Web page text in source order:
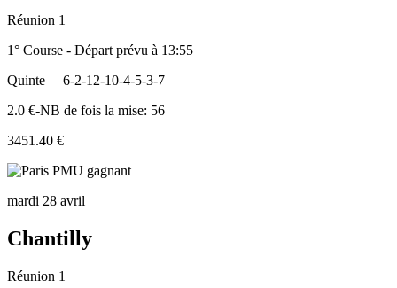
Réunion 1
1° Course - Départ prévu à 13:55
Quinte
6-2-12-10-4-5-3-7
2.0 €-NB de fois la mise: 56
3451.40 €
mardi 28 avril
Chantilly
Réunion 1